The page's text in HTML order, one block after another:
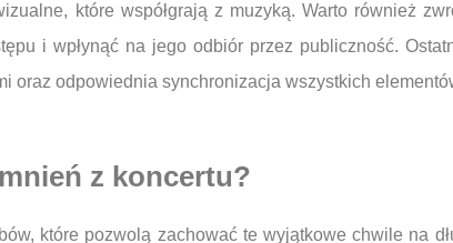
które współgrają z muzyką. Warto również
i wpłynąć na jego odbiór przez publiczność.
oraz odpowiednia synchronizacja wszystkich
z koncertu?
które pozwolą zachować te wyjątkowe chwile na